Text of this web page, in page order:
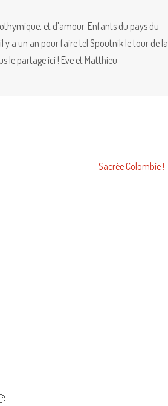
et d'amour. Enfants du pays du
a un an pour faire tel Spoutnik le tour de la
le partage ici ! Eve et Matthieu
Sacrée Colombie !